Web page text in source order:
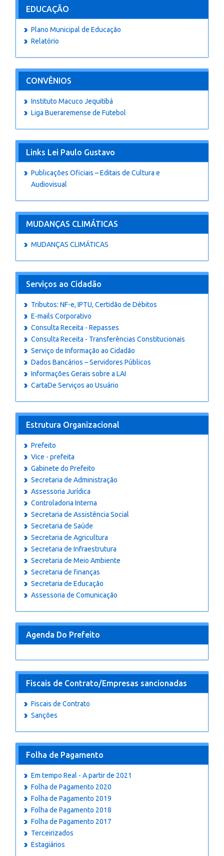
EDUCAÇÃO
Plano Municipal de Educação
Relatório
CONVÊNIOS
Instituto Macuco Jequitibá
Liga Bueraremense de Futebol
Links Lei Paulo Gustavo
Publicações Oficiais – Editais de Cultura e
Audiovisual
MUDANÇAS CLIMÁTICAS
MUDANÇAS CLIMÁTICAS
Serviços ao Cidadão
Tributos: NF-e, IPTU, Certidão de Débitos
E-mails Corporativo
Consulta Receita - Repasses
Consulta Receita - Transferências Constitucionais
Serviço de Informação ao Cidadão
Dados Bancários – Servidores Públicos
Informações Gerais sobre a LAI
CartaDe Serviços ao Usuário
Estrutura Organizacional
Prefeito
Vice - prefeita
Gabinete do Prefeito
Secretaria de Administração
Assessoria Jurídica
Controladoria Interna
Secretaria de Assistência Social
Secretaria de Saúde
Secretaria de Agricultura
Secretaria de Infraestrutura
Secretaria de Meio Ambiente
Secretaria de finanças
Secretaria de Educação
Assessoria de Comunicação
Agenda Do Prefeito
Fiscais de Contrato/Empresas sancionadas
Fiscais de Contrato
Sanções
Folha de Pagamento
Em tempo Real - A partir de 2021
Folha de Pagamento 2020
Folha de Pagamento 2019
Folha de Pagamento 2018
Folha de Pagamento 2017
Terceirizados
Estagiários